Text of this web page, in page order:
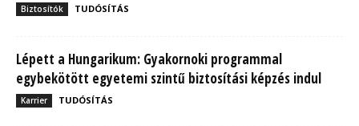
Biztosítók TUDÓSÍTÁS
Lépett a Hungarikum: Gyakornoki programmal
egybekötött egyetemi szintű biztosítási képzés indul
Karrier TUDÓSÍTÁS